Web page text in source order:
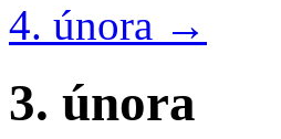
4. února →
3. února